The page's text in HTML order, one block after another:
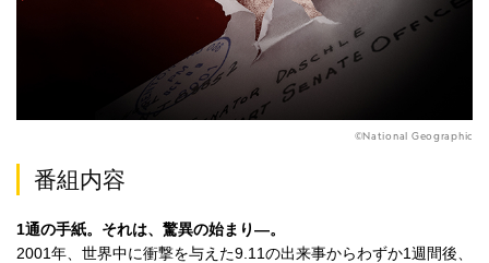
©National Geographic
番組内容
1通の手紙。それは、驚異の始まり―。
2001年、世界中に衝撃を与えた9.11の出来事からわずか1週間後、